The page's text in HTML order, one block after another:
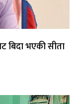
बिदा भएकी सीता